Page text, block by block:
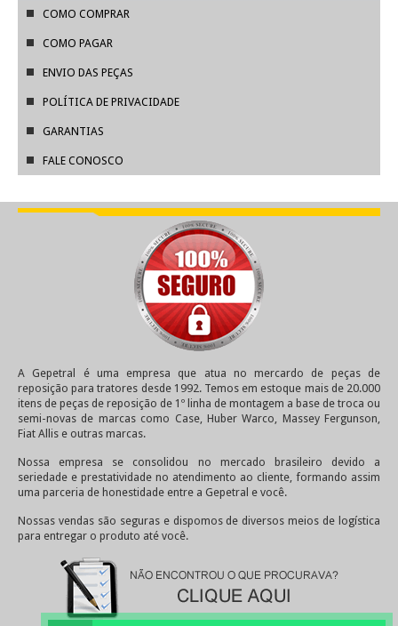
COMO COMPRAR
COMO PAGAR
ENVIO DAS PEÇAS
POLÍTICA DE PRIVACIDADE
GARANTIAS
FALE CONOSCO
A Gepetral é uma empresa que atua no mercardo de peças de
reposição para tratores desde 1992. Temos em estoque mais de 20.000
itens de peças de reposição de 1º linha de montagem a base de troca ou
semi-novas de marcas como Case, Huber Warco, Massey Fergunson,
Fiat Allis e outras marcas.
Nossa empresa se consolidou no mercado brasileiro devido a
seriedade e prestatividade no atendimento ao cliente, formando assim
uma parceria de honestidade entre a Gepetral e você.
Nossas vendas são seguras e dispomos de diversos meios de logística
para entregar o produto até você.